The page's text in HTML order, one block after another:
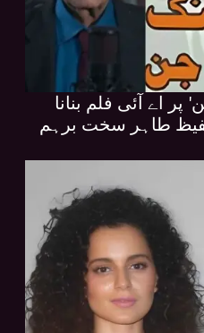
پر اے آئی فلم بنانا
حفیظ طاہر سخت برہم